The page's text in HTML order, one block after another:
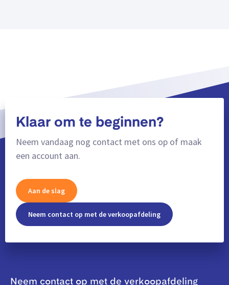
Klaar om te beginnen?
Neem vandaag nog contact met ons op of maak
een account aan.
Aan de slag
Neem contact op met de verkoopafdeling
Neem contact op met de verkoopafdeling